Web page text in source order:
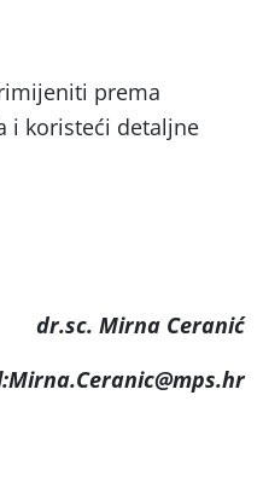
prema
i koristeći detaljne
dr.sc. Mirna Ceranić